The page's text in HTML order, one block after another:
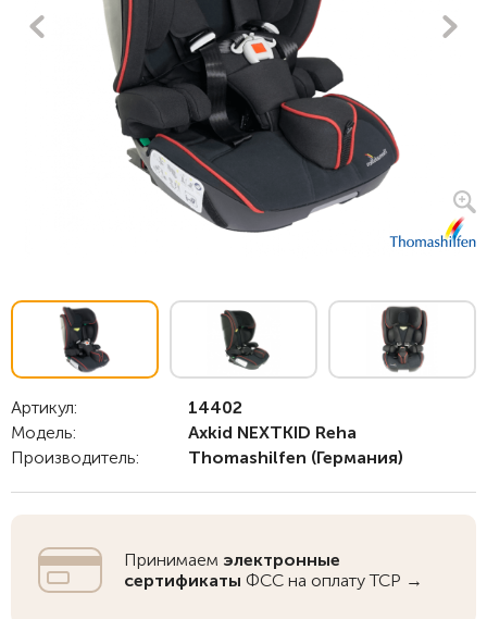
Артикул:
14402
Модель:
Axkid NEXTKID Reha
Производитель:
Thomashilfen (Германия)
Принимаем электронные
сертификаты ФСС на оплату ТСР →